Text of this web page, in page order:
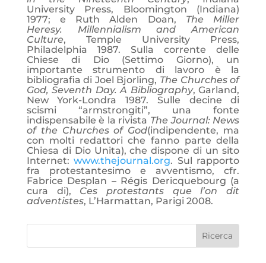
University Press, Bloomington (Indiana)
1977; e Ruth Alden Doan, The Miller
Heresy. Millennialism and American
Culture, Temple University Press,
Philadelphia 1987. Sulla corrente delle
Chiese di Dio (Settimo Giorno), un
importante strumento di lavoro è la
bibliografia di Joel Bjorling, The Churches of
God, Seventh Day.A Bibliography, Garland,
New York-Londra 1987. Sulle decine di
scismi “armstrongiti”, una fonte
indispensabile è la rivista The Journal: News
of the Churches of God(indipendente, ma
con molti redattori che fanno parte della
Chiesa di Dio Unita), che dispone di un sito
Internet:www.thejournal.org. Sul rapporto
fra protestantesimo e avventismo, cfr.
Fabrice Desplan – Régis Dericquebourg (a
cura di), Ces protestants que l’on dit
adventistes, L’Harmattan, Parigi 2008.